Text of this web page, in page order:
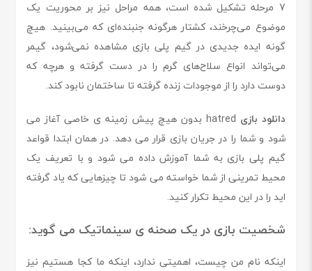
7 مرحله تشکیل شده است، همه مراحل نیز بر محوریت یک
موضوع می‌چرخند، کشتار هرگونه جنبنده‌ای که می‌بینید. هیچ
گونه ایده جدیدی در گیم پلی بازی مشاهده نمی‌شود، گیمر
می‌تواند انواع سلاح‌های گرم را در دست گرفته و هرچه که
دوست دارد را از موجودات زنده گرفته تا ساختمان نابود کند.
دانلود بازی
hatred بدون هیچ پیش زمینه ی خاصی آغاز می
شود و شما را در جریان بازی قرار می دهد. در همان ابتدا قواعد
گیم پلی بازی به شما آموزش داده می شود و با تعریف یک
محیط تمرینی از شما خواسته می شود تا چیزهایی که یاد گرفته
اید را در این محیط تکرار کنید.
شخصیت بازی در یک صحنه ی سینماتیک می گوید:
اینکه نام من چیست، اهمیتی ندارد، اینکه ما کجا هستیم نیز